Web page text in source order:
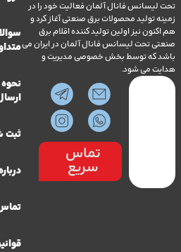
فانال آلمان فعالیت خود را در
محصولات برق صنعتی آغاز کرد و
نیز اولین تولید کننده اقلام برق
لیسانس فانال آلمان در ایران می
توسط بخش خصوصی مدیریت و
می شود.
تماس
سریع
سوالات
متداول
نحوه خرید و
ثبت شکایت
درباره ما
تماس با ما
قوانین